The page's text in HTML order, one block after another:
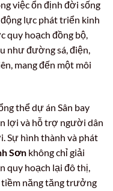
việc ổn định đời sống
lực phát triển kinh
quy hoạch đồng bộ,
như đường sá, điện,
mang đến một môi
thể dự án Sân bay
lợi và hỗ trợ người dân
Sự hình thành và phát
Sơn không chỉ giải
quy hoạch lại đô thị,
năng tăng trưởng